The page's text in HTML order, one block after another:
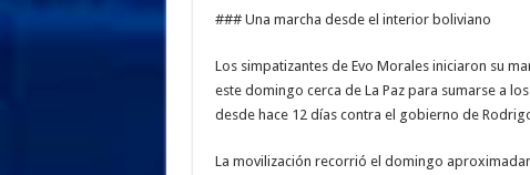
### Una marcha desde el interior boliviano
Los simpatizantes de Evo Morales iniciaron su
este domingo cerca de La Paz para sumarse a
desde hace 12 días contra el gobierno de
La movilización recorrió el domingo